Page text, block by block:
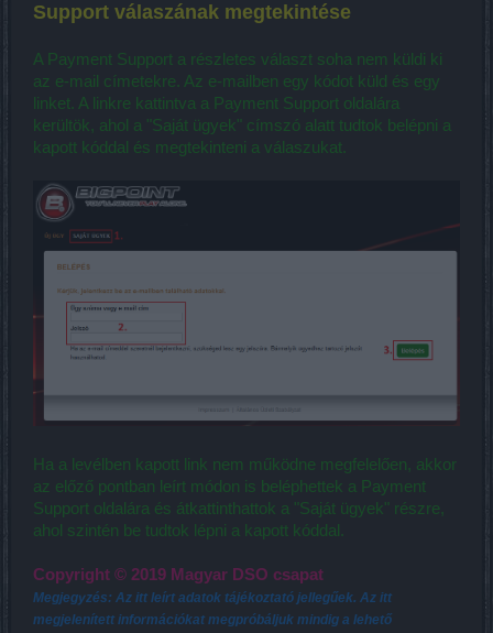
Support válaszának megtekintése
A Payment Support a részletes választ soha nem küldi ki
az e-mail címetekre. Az e-mailben egy kódot küld és egy
linket. A linkre kattintva a Payment Support oldalára
kerültök, ahol a "Saját ügyek" címszó alatt tudtok belépni a
kapott kóddal és megtekinteni a válaszukat.
Ha a levélben kapott link nem működne megfelelően, akkor
az előző pontban leírt módon is beléphettek a Payment
Support oldalára és átkattinthattok a "Saját ügyek" részre,
ahol szintén be tudtok lépni a kapott kóddal.
Copyright © 2019 Magyar DSO csapat
Megjegyzés: Az itt leírt adatok tájékoztató jellegűek. Az itt
megjelenített információkat megpróbáljuk mindig a lehető